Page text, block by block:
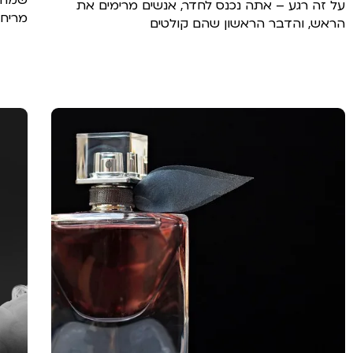
על זה רגע – אתה נכנס לחדר, אנשים מרימים את
הראש, והדבר הראשון שהם קולטים